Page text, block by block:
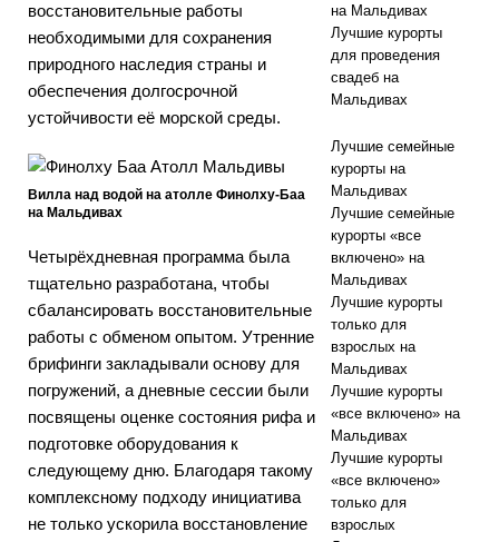
восстановительные работы
необходимыми для сохранения
природного наследия страны и
обеспечения долгосрочной
устойчивости её морской среды.
Вилла над водой на атолле Финолху-Баа
на Мальдивах
Четырёхдневная программа была
тщательно разработана, чтобы
сбалансировать восстановительные
работы с обменом опытом. Утренние
брифинги закладывали основу для
погружений, а дневные сессии были
посвящены оценке состояния рифа и
подготовке оборудования к
следующему дню. Благодаря такому
комплексному подходу инициатива
не только ускорила восстановление
на Мальдивах
Лучшие курорты
для проведения
свадеб на
Мальдивах
Лучшие семейные
курорты на
Мальдивах
Лучшие семейные
курорты «все
включено» на
Мальдивах
Лучшие курорты
только для
взрослых на
Мальдивах
Лучшие курорты
«все включено» на
Мальдивах
Лучшие курорты
«все включено»
только для
взрослых